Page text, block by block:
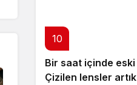
10
Bir saat içinde
Çizilen lensler